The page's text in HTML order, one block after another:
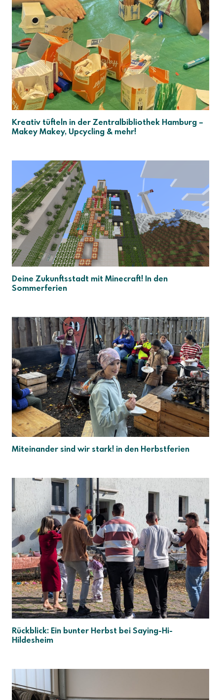
Kreativ tüfteln in der Zentralbibliothek Hamburg –
Makey Makey, Upcycling & mehr!
Deine Zukunftsstadt mit Minecraft! In den
Sommerferien
Miteinander sind wir stark! in den Herbstferien
Rückblick: Ein bunter Herbst bei Saying-Hi-
Hildesheim